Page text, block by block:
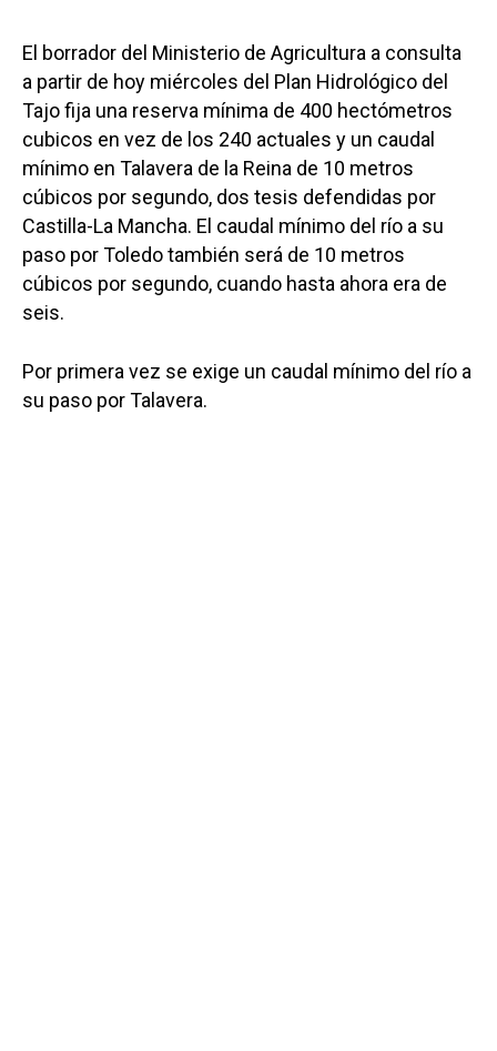
El borrador del Ministerio de Agricultura a consulta
a partir de hoy miércoles del Plan Hidrológico del
Tajo fija una reserva mínima de 400 hectómetros
cubicos en vez de los 240 actuales y un caudal
mínimo en Talavera de la Reina de 10 metros
cúbicos por segundo, dos tesis defendidas por
Castilla-La Mancha. El caudal mínimo del río a su
paso por Toledo también será de 10 metros
cúbicos por segundo, cuando hasta ahora era de
seis.
Por primera vez se exige un caudal mínimo del río a
su paso por Talavera.